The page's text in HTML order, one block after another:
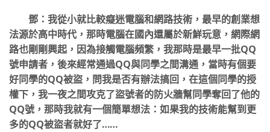
鄧：我從小就比較癡迷電腦和網路技術，最早的創業想
法源於高中時代，那時電腦在國內還屬於新鮮玩意，網際網
路也剛剛興起，因為接觸電腦頻繁，我那時是最早一批QQ
號申請者，後來經常通過QQ與同學之間溝通，當時有個要
好同學的QQ被盜，問我是否有辦法搞回，在這個同學的授
權下，我一夜之間攻克了盜號者的防火牆幫同學奪回了他的
QQ號，那時我就有一個簡單想法：如果我的技術能幫到更
多的QQ被盜者就好了……